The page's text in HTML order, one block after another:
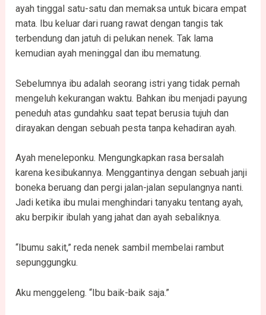
ayah tinggal satu-satu dan memaksa untuk bicara empat
mata. Ibu keluar dari ruang rawat dengan tangis tak
terbendung dan jatuh di pelukan nenek. Tak lama
kemudian ayah meninggal dan ibu mematung.
Sebelumnya ibu adalah seorang istri yang tidak pernah
mengeluh kekurangan waktu. Bahkan ibu menjadi payung
peneduh atas gundahku saat tepat berusia tujuh dan
dirayakan dengan sebuah pesta tanpa kehadiran ayah.
Ayah meneleponku. Mengungkapkan rasa bersalah
karena kesibukannya. Menggantinya dengan sebuah janji
boneka beruang dan pergi jalan-jalan sepulangnya nanti.
Jadi ketika ibu mulai menghindari tanyaku tentang ayah,
aku berpikir ibulah yang jahat dan ayah sebaliknya.
“Ibumu sakit,” reda nenek sambil membelai rambut
sepunggungku.
Aku menggeleng. “Ibu baik-baik saja.”